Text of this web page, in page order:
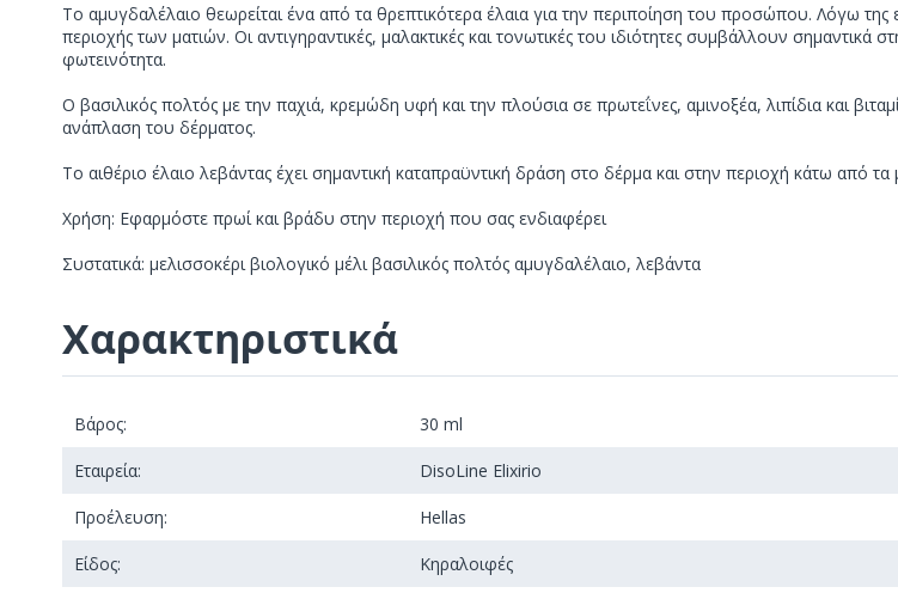
Το αμυγδαλέλαιο θεωρείται ένα από τα θρεπτικότερα έλαια για την περιποίηση του προσώπου. Λόγω της
περιοχής των ματιών. Οι αντιγηραντικές, μαλακτικές και τονωτικές του ιδιότητες συμβάλλουν
φωτεινότητα.
Ο βασιλικός πολτός με την παχιά, κρεμώδη υφή και την πλούσια σε πρωτεΐνες, αμινοξέα, λιπίδια και
ανάπλαση του δέρματος.
Το αιθέριο έλαιο λεβάντας έχει σημαντική καταπραϋντική δράση στο δέρμα και στην περιοχή κάτω από τα
Χρήση: Εφαρμόστε πρωί και βράδυ στην περιοχή που σας ενδιαφέρει
Συστατικά: μελισσοκέρι βιολογικό μέλι βασιλικός πολτός αμυγδαλέλαιο, λεβάντα
Χαρακτηριστικά
Βάρος: 30 ml
Εταιρεία: DisoLine Elixirio
Προέλευση: Hellas
Είδος: Κηραλοιφές